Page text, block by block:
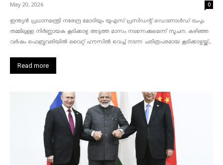
May 20, 2026 0
ഇന്ത്യൻ പ്രധാനമന്ത്രി നരേന്ദ്ര മോദിയും യുഎസ് പ്രസിഡന്റ് ഡൊണാൾഡ് ട്രംപും
തമ്മിലുള്ള നിർണ്ണായക കൂടിക്കാഴ്ച അടുത്ത മാസം നടന്നേക്കുമെന്ന് സൂചന. കഴിഞ്ഞ
വർഷം ഫെബ്രുവരിയിൽ വൈറ്റ് ഹൗസിൽ വെച്ച് നടന്ന ചരിത്രപരമായ കൂടിക്കാഴ്ചയ്ക്ക്...
Read more